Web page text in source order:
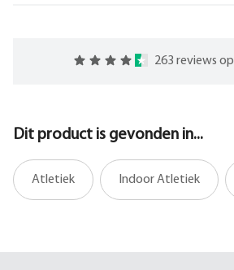
263 reviews op
Dit product is gevonden in...
Atletiek Indoor Atletiek